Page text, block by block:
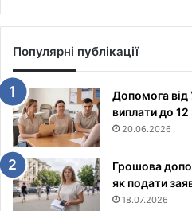
Популярні публікації
Допомога
виплати до
20.06.2026
Грошова
як подати
18.07.2026